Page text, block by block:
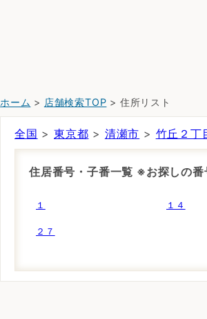
ホーム > 店舗検索TOP > 住所リスト
全国 >東京都 > 清瀬市 > 竹丘２丁
住居番号・子番一覧 ※お探しの
１ １４
２７